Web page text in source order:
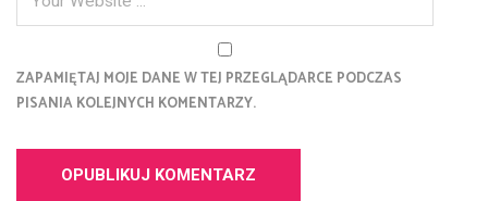
ZAPAMIĘTAJ MOJE DANE W TEJ PRZEGLĄDARCE PODCZAS
PISANIA KOLEJNYCH KOMENTARZY.